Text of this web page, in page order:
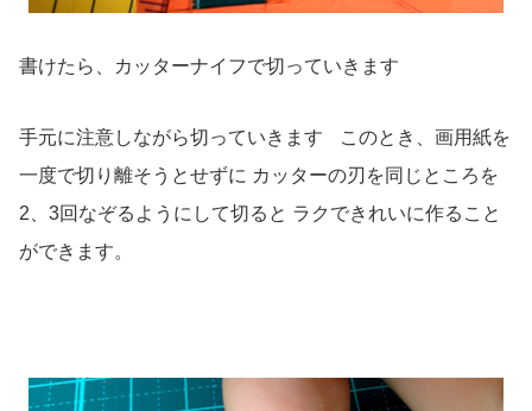
書けたら、カッターナイフで切っていきます
手元に注意しながら切っていきます このとき、画用紙を
一度で切り離そうとせずに カッターの刃を同じところを
2、3回なぞるようにして切ると ラクできれいに作ること
ができます。